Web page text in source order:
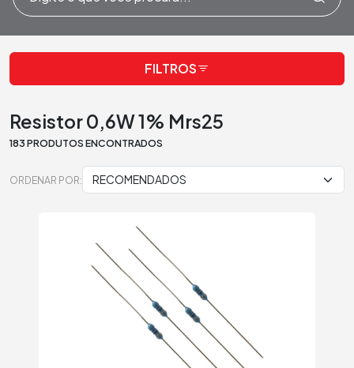
/Resistores/
Resistores Metal
/
Resistor 0,6W 1%
FILTROS
Resistor 0,6W 1% Mrs25
183 PRODUTOS ENCONTRADOS
ORDENAR POR: